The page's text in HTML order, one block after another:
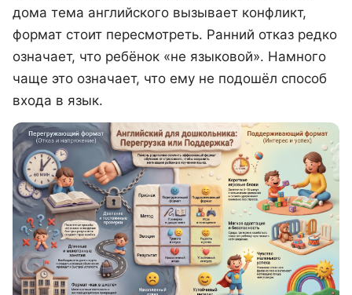
дома тема английского вызывает конфликт,
формат стоит пересмотреть. Ранний отказ редко
означает, что ребёнок «не языковой». Намного
чаще это означает, что ему не подошёл способ
входа в язык.